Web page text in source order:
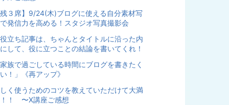
残３席】9/24(木)ブログに使える自分素材写
発信力を高める！スタジオ写真撮影会
立ち記事は、ちゃんとタイトルに沿った内
して、役に立つことの結論を書いてくれ！
家族で過ごしている時間にブログを書きたく
！」《再アップ》
く使うためのコツを教えていただけて大満
！ 〜X講座ご感想